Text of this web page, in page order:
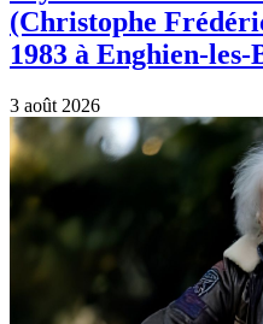
(Christophe
1983 à Enghien-les-
3 août 2026